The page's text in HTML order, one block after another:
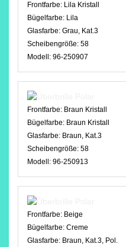
Frontfarbe: Lila Kristall
Bügelfarbe: Lila
Glasfarbe: Grau, Kat.3
Scheibengröße: 58
Modell: 96-250907
Frontfarbe: Braun Kristall
Bügelfarbe: Braun Kristall
Glasfarbe: Braun, Kat.3
Scheibengröße: 58
Modell: 96-250913
Frontfarbe: Beige
Bügelfarbe: Creme
Glasfarbe: Braun, Kat.3, Pol.